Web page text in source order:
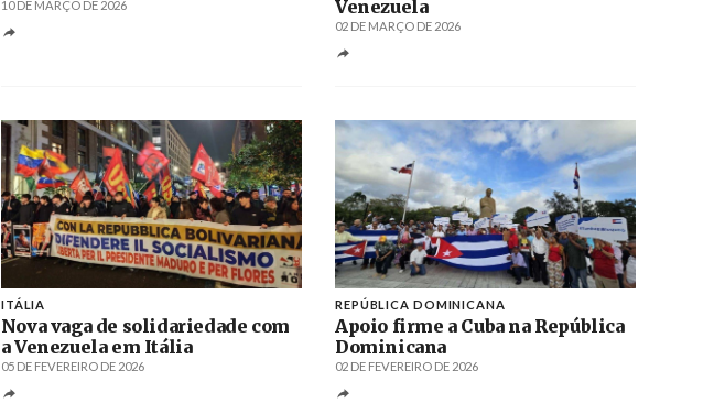
10 DE MARÇO DE 2026
Venezuela
02 DE MARÇO DE 2026
ITÁLIA
Nova vaga de solidariedade com
a Venezuela em Itália
05 DE FEVEREIRO DE 2026
REPÚBLICA DOMINICANA
Apoio firme a Cuba na República
Dominicana
02 DE FEVEREIRO DE 2026